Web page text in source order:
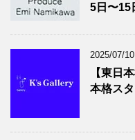
5日〜15
2025/07/10
【東日
本格ス